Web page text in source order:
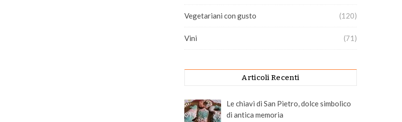
Vegetariani con gusto (120)
Vini (71)
Articoli Recenti
Le chiavi di San Pietro, dolce simbolico
di antica memoria